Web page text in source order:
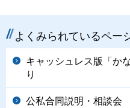
よくみられているペー
キャッシュレス版「か
り
公私合同説明・相談会